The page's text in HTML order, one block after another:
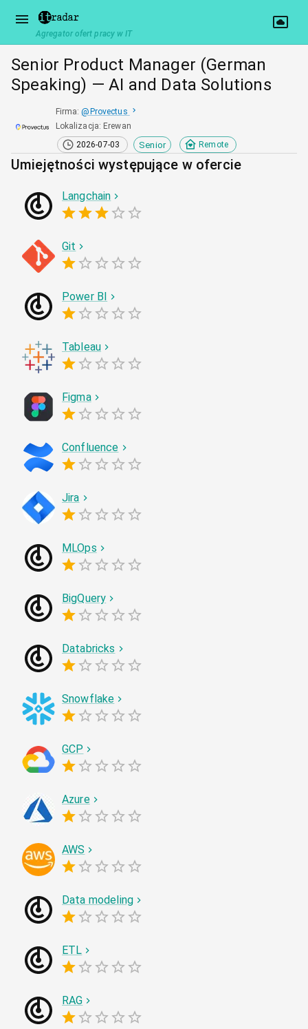
Agregator ofert pracy w IT
Senior Product Manager (German
Speaking) — AI and Data Solutions
Firma: @ Provectus
Lokalizacja: Erewan
2026-07-03
Senior Remote
Umiejętności występujące w ofercie
Langchain
Git
Power BI
Tableau
Figma
Confluence
Jira
MLOps
BigQuery
Databricks
Snowflake
GCP
Azure
AWS
Data modeling
ETL
RAG